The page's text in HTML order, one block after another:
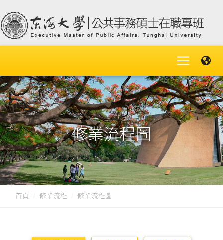
修業流程圖
首頁 修業流程 修業流程圖